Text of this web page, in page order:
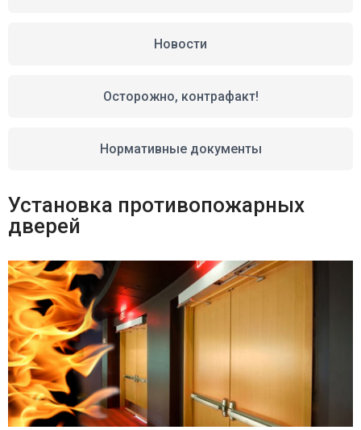
Новости
Осторожно, контрафакт!
Нормативные документы
Установка противопожарных
дверей